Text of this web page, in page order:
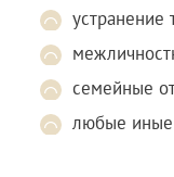
устранение
семейные
любые иные